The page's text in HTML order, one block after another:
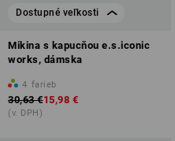
Dostupné veľkosti
Mikina s kapucňou e.s.iconic
works, dámska
4 farieb
30,63 €15,98 €
(v. DPH)